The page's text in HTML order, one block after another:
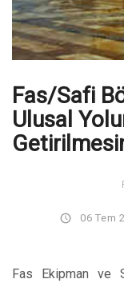
Fas/Safi
Ulusal
06 Tem
Fas Ekipman ve